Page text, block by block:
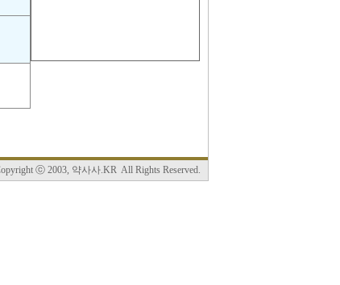
ⓒ 2003, 약사사.KR All Rights Reserved.